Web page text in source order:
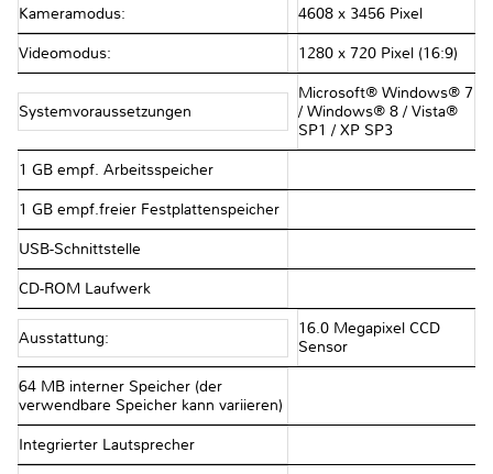
Kameramodus: 4608 x 3456 Pixel
Videomodus: 1280 x 720 Pixel (16:9)
Systemvoraussetzungen
Microsoft® Windows® 7
/ Windows® 8 / Vista®
SP1 / XP SP3
1 GB empf. Arbeitsspeicher
1 GB empf.freier Festplattenspeicher
USB-Schnittstelle
CD-ROM Laufwerk
Ausstattung:
16.0 Megapixel CCD
Sensor
64 MB interner Speicher (der
verwendbare Speicher kann variieren)
Integrierter Lautsprecher